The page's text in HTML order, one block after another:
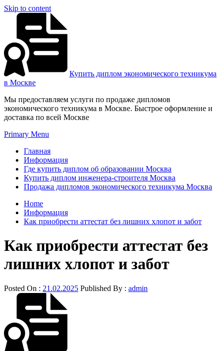
Skip to content
Купить диплом экономического техникума
в Москве
Мы предоставляем услуги по продаже дипломов
экономического техникума в Москве. Быстрое оформление и
доставка по всей Москве
Primary Menu
Главная
Информация
Где купить диплом об образовании Москва
Купить диплом инженера-строителя Москва
Продажа дипломов экономического техникума Москва
Home
Информация
Как приобрести аттестат без лишних хлопот и забот
Как приобрести аттестат без
лишних хлопот и забот
Posted On : 21.02.2025 Published By : admin